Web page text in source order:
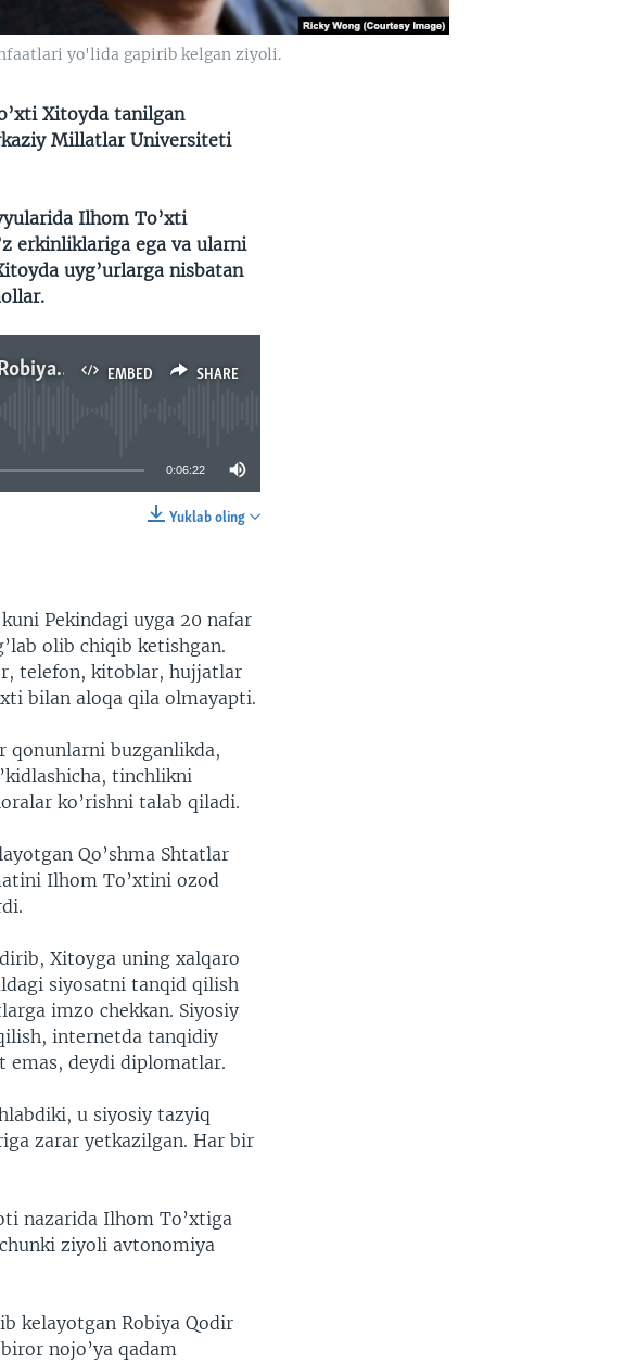
yo'lida gapirib kelgan ziyoli.
Xitoyda tanilgan
Millatlar Universiteti
Ilhom To’xti
erkinliklariga ega va ularni
uyg’urlarga nisbatan
EMBED SHARE
Xitoy-Ilhom To'xti - Robiya Qodir - Navbahor Imamova
0:06:22
Yuklab oling
Pekindagi uyga 20 nafar
olib chiqib ketishgan.
telefon, kitoblar, hujjatlar
bilan aloqa qila olmayapti.
qonunlarni buzganlikda,
tinchlikni
ko’rishni talab qiladi.
Qo’shma Shtatlar
Ilhom To’xtini ozod
Xitoyga uning xalqaro
siyosatni tanqid qilish
imzo chekkan. Siyosiy
internetda tanqidiy
emas, deydi diplomatlar.
u siyosiy tazyiq
zarar yetkazilgan. Har bir
nazarida Ilhom To’xtiga
ziyoli avtonomiya
kelayotgan Robiya Qodir
nojo’ya qadam